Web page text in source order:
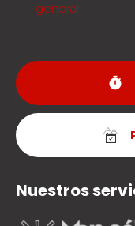
general
timer
Nuestros